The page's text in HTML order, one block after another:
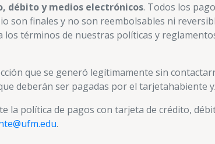
débito y medios electrónicos. Todos los
son finales y no son reembolsables ni
términos de nuestras políticas y
que se generó legítimamente sin
deberán ser pagadas por el tarjetahabiente
la política de pagos con tarjeta de crédito,
.